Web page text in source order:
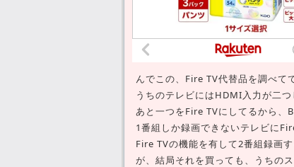
んでこの、Fire TV代替品を調べて
うちのテレビにはHDMI入力が二
あと一つをFire TVにしてるから、
1番組しか録画できないテレビに
Fire TVの機能を有して2番組録画
が、結局それを買っても、うちの